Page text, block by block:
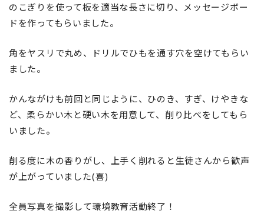
のこぎりを使って板を適当な長さに切り、メッセージボー
ドを作ってもらいました。
角をヤスリで丸め、ドリルでひもを通す穴を空けてもらい
ました。
かんながけも前回と同じように、ひのき、すぎ、けやきな
ど、柔らかい木と硬い木を用意して、削り比べをしてもら
いました。
削る度に木の香りがし、上手く削れると生徒さんから歓声
が上がっていました(喜)
全員写真を撮影して環境教育活動終了！